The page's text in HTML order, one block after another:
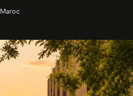
depuis autour d'un actif breveté,